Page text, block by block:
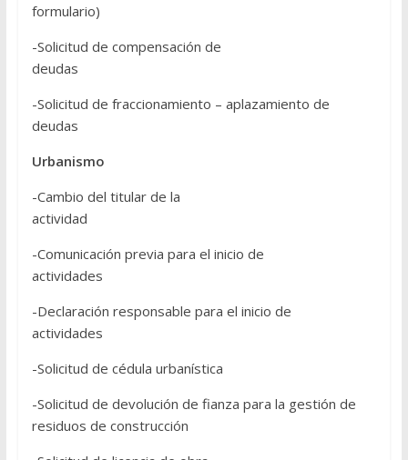
formulario)
-Solicitud de compensación de
deudas
-Solicitud de fraccionamiento – aplazamiento de
deudas
Urbanismo
-Cambio del titular de la
actividad
-Comunicación previa para el inicio de
actividades
-Declaración responsable para el inicio de
actividades
-Solicitud de cédula urbanística
-Solicitud de devolución de fianza para la gestión de
residuos de construcción